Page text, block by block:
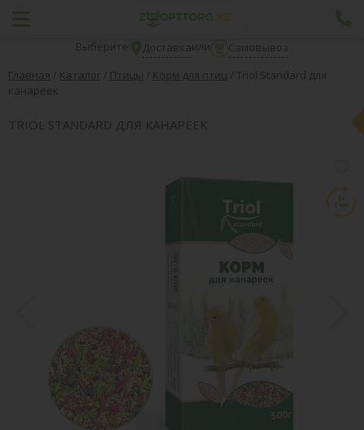
Выберите: Доставкаили
Самовывоз
Главная / Каталог / Птицы / Корм для птиц / Тriol Standard для
канареек
ТRIOL STANDARD ДЛЯ КАНАРЕЕК